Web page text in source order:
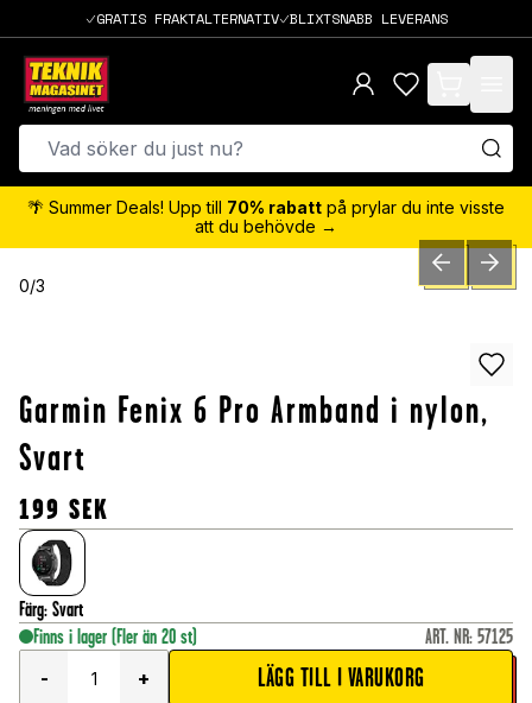
GRATIS FRAKTALTERNATIV BLIXTSNABB LEVERANS
items in cart,
🌴 Summer Deals! Upp till 70% rabatt på prylar du inte visste
att du behövde →
0/3 PREVIOUSNEXT
Garmin Fenix 6 Pro Armband i nylon,
Svart
199 SEK
Färg: Svart
Finns i lager (Fler än 20 st) ART. NR: 57125
-
+ LÄGG TILL I VARUKORG